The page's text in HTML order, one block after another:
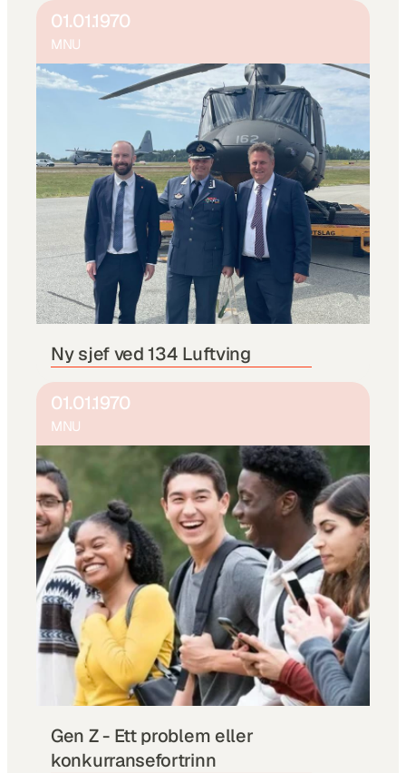
01.01.1970
MNU
Ny sjef ved 134 Luftving
01.01.1970
MNU
Gen Z - Ett problem eller
konkurransefortrinn